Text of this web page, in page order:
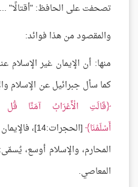
تصحفت على الحافظ: "أقتالًا"
والمقصود من هذا فوائد:
منها: أن الإيمان غير الإسلام
كما سأل جبرائيل عن الإسلام
قَالَتِ الْأَعْرَابُ آمَنَّا
أَسْلَمْنَا
المحارم، والإسلام أوسع،
المعاصي.